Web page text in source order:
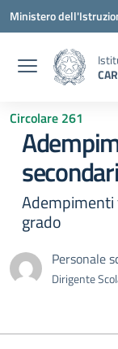
Vai ai contenuti
Vai al menu di
Vai al footer
Ministero
Circolare 261
Adempimenti
grado
Personale
Dirigente